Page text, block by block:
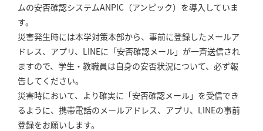
ムの安否確認システムANPIC（アンピック）を導入していま
す。
災害発生時には本学対策本部から、事前に登録したメールア
ドレス、アプリ、LINEに「安否確認メール」が一斉送信され
ますので、学生・教職員は自身の安否状況について、必ず報
告してください。
災害時において、より確実に「安否確認メール」を受信でき
るように、携帯電話のメールアドレス、アプリ、LINEの事前
登録をお願いします。